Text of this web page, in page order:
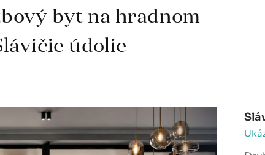
byt na hradnom
údolie